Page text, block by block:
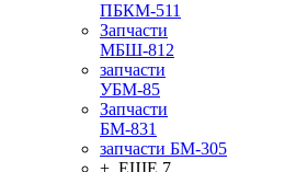
ПБКМ-511
Запчасти
МБШ-812
запчасти
УБМ-85
Запчасти
БМ-831
запчасти БМ-305
+ ЕЩЕ 7